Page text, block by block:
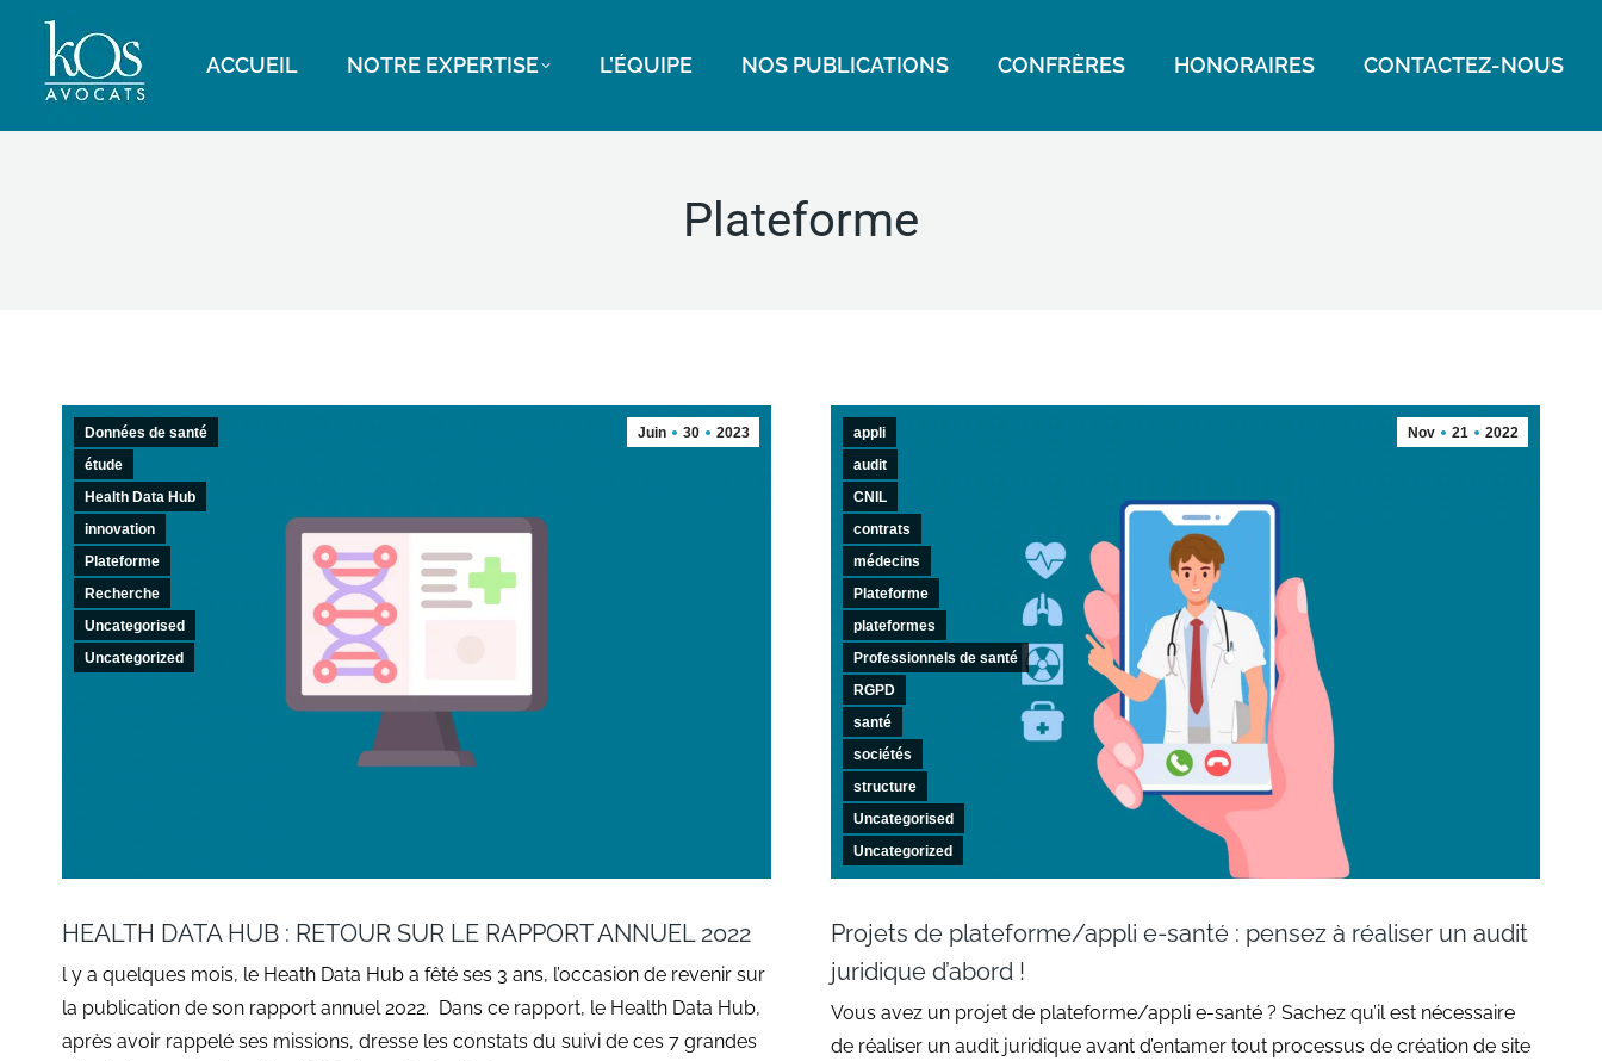
ACCUEIL NOTRE EXPERTISE L’ÉQUIPE NOS PUBLICATIONS CONFRÈRES HONORAIRES CONTACTEZ-NOUS
Plateforme
Juin 30 2023
Données de santé
étude
Health Data Hub
innovation
Plateforme
Recherche
Uncategorised
Uncategorized
HEALTH DATA HUB : RETOUR SUR LE RAPPORT ANNUEL 2022
l y a quelques mois, le Heath Data Hub a fêté ses 3 ans, l’occasion de revenir sur
la publication de son rapport annuel 2022. Dans ce rapport, le Health Data Hub,
après avoir rappelé ses missions, dresse les constats du suivi de ces 7 grandes
Nov 21 2022
appli
audit
CNIL
contrats
médecins
Plateforme
plateformes
Professionnels de santé
RGPD
santé
sociétés
structure
Uncategorised
Uncategorized
Projets de plateforme/appli e-santé : pensez à réaliser un audit
juridique d’abord !
Vous avez un projet de plateforme/appli e-santé ? Sachez qu’il est nécessaire
de réaliser un audit juridique avant d’entamer tout processus de création de site